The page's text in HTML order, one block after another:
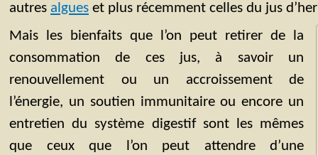
autres algues et plus récemment celles du jus
Mais les bienfaits que l’on peut retirer de la
consommation de ces jus, à savoir un
renouvellement ou un accroissement de
l’énergie, un soutien immunitaire ou encore un
entretien du système digestif sont les mêmes
que ceux que l’on peut attendre d’une